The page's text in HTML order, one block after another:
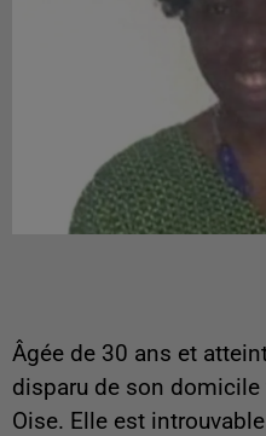
Âgée de 30 ans et
disparu de son
Oise. Elle est